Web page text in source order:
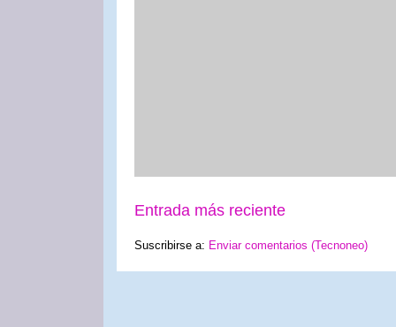
Entrada más reciente
Suscribirse a: Enviar comentarios (Tecnoneo)